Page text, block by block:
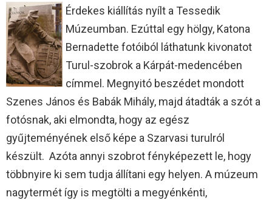
Érdekes kiállítás nyílt a Tessedik
Múzeumban. Ezúttal egy hölgy, Katona
Bernadette fotóiból láthatunk kivonatot
Turul-szobrok a Kárpát-medencében
címmel. Megnyitó beszédet mondott
Szenes János és Babák Mihály, majd átadták a szót a
fotósnak, aki elmondta, hogy az egész
gyűjteményének első képe a Szarvasi turulról
készült. Azóta annyi szobrot fényképezett le, hogy
többnyire ki sem tudja állítani egy helyen. A múzeum
nagytermét így is megtölti a megyénkénti,